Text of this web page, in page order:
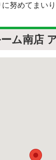
努めてまいり
ム南店